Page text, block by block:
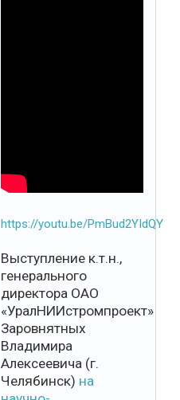
https://youtu.be/PmBud2YIdQY
Выступление к.т.н.,
генерального
директора ОАО
«УралНИИстромпроект»
Заровнятных
Владимира
Алексеевича (г.
Челябинск) на